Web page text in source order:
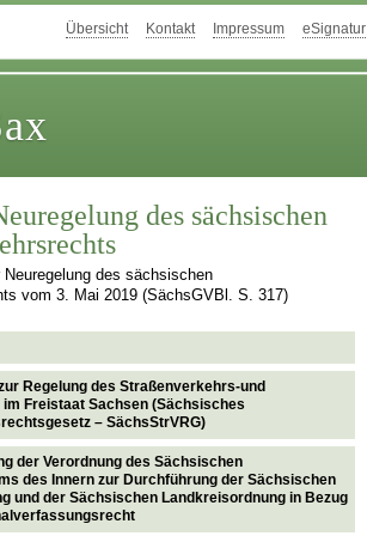
Übersicht Kontakt Impressum eSignatur
des sächsischen
des sächsischen
vom 3. Mai 2019 (SächsGVBl. S. 317)
Regelung des Straßenverkehrs-und
Freistaat Sachsen (Sächsisches
– SächsStrVRG)
der Verordnung des Sächsischen
des Innern zur Durchführung der Sächsischen
und der Sächsischen Landkreisordnung in Bezug